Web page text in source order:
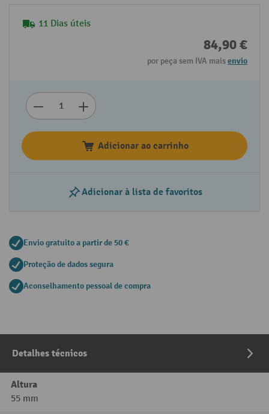
11 Dias úteis
84,90 €
por peça sem IVA maisenvio
Adicionar ao carrinho
Adicionar à lista de favoritos
Envio gratuito a partir de 50 €
Proteção de dados segura
Aconselhamento pessoal de compra
Detalhes técnicos
Altura
55 mm